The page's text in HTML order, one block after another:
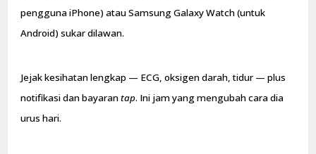
pengguna iPhone) atau Samsung Galaxy Watch (untuk
Android) sukar dilawan.
Jejak kesihatan lengkap — ECG, oksigen darah, tidur — plus
notifikasi dan bayarantap. Ini jam yang mengubah cara dia
urus hari.